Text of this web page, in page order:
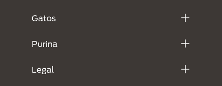
Gatos
Purina
Legal